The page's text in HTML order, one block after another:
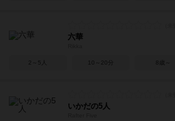
六華
2～5人 10～20分 8歳～
いかだの5人